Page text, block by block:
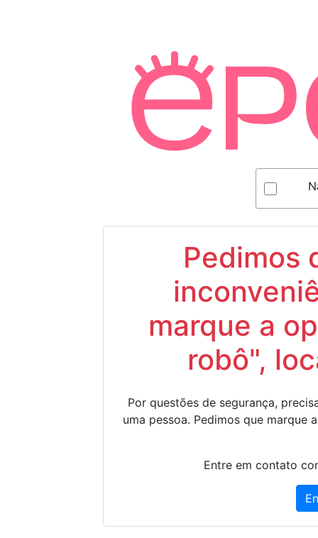
Pedimos
marque a
robô",
Por questões de segurança,
uma pessoa. Pedimos que marque
Entre em contato